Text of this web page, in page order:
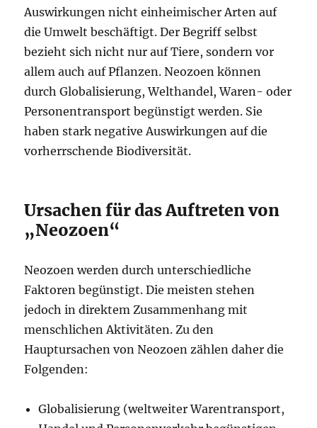
Auswirkungen nicht einheimischer Arten auf
die Umwelt beschäftigt. Der Begriff selbst
bezieht sich nicht nur auf Tiere, sondern vor
allem auch auf Pflanzen. Neozoen können
durch Globalisierung, Welthandel, Waren- oder
Personentransport begünstigt werden. Sie
haben stark negative Auswirkungen auf die
vorherrschende Biodiversität.
Ursachen für das Auftreten von
„Neozoen“
Neozoen werden durch unterschiedliche
Faktoren begünstigt. Die meisten stehen
jedoch in direktem Zusammenhang mit
menschlichen Aktivitäten. Zu den
Hauptursachen von Neozoen zählen daher die
Folgenden:
Globalisierung (weltweiter Warentransport,